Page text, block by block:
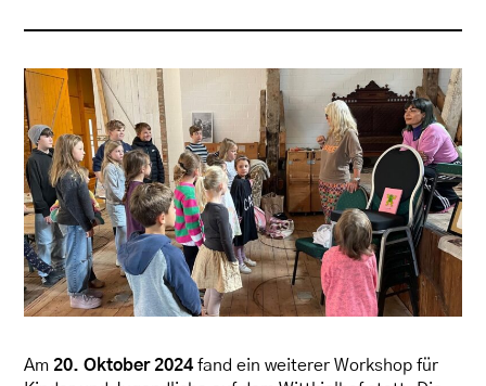
Am20. Oktober 2024 fand ein weiterer Workshop für